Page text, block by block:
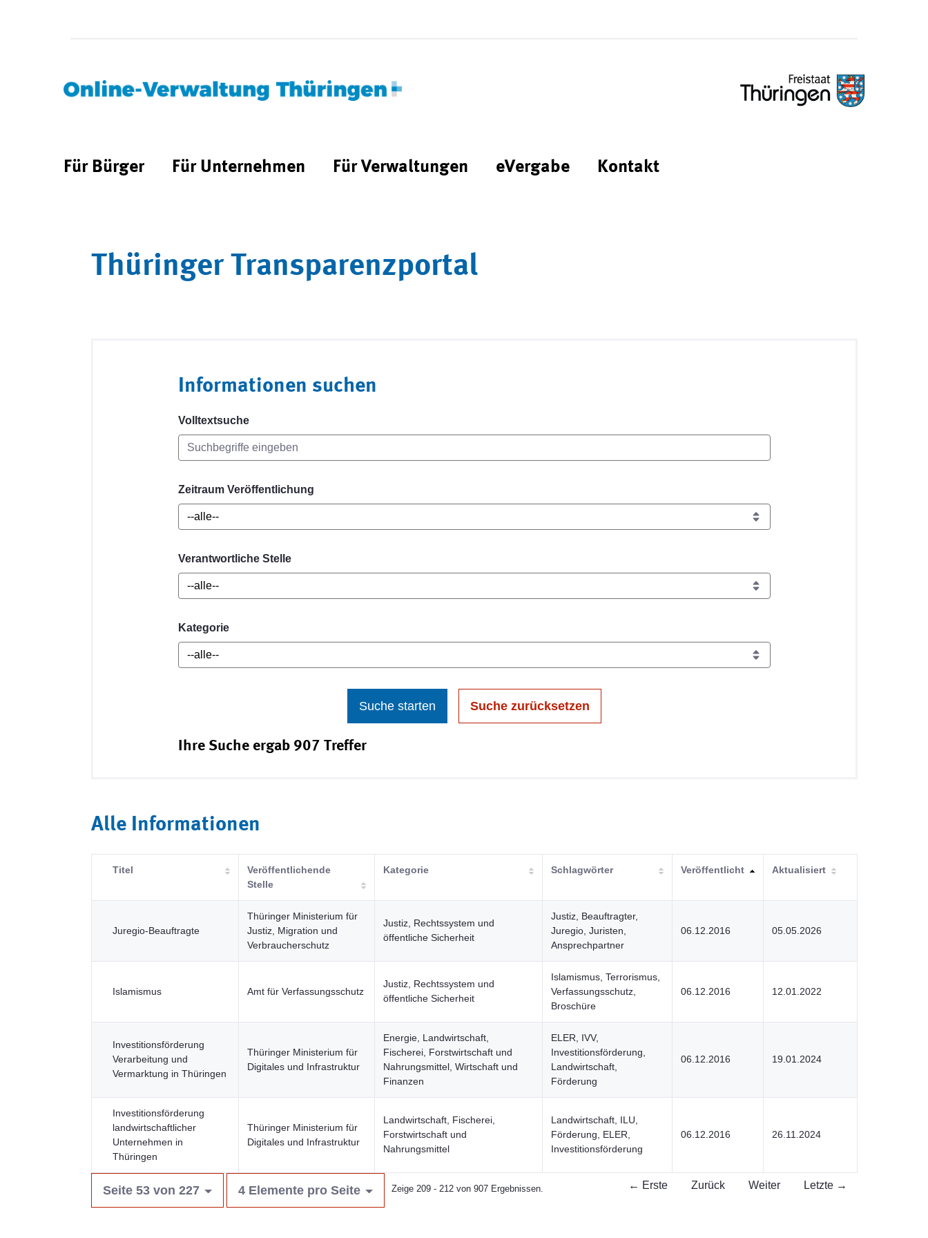
Für Bürger Für Unternehmen Für Verwaltungen eVergabe Kontakt
Thüringer Transparenzportal
Informationen suchen
Volltextsuche
Zeitraum Veröffentlichung
Verantwortliche Stelle
Kategorie
Suche starten Suche zurücksetzen
Ihre Suche ergab 907 Treffer
Alle Informationen
Titel
Veröffentlichende
Stelle
Kategorie Schlagwörter Veröffentlicht Aktualisiert
Juregio-Beauftragte
Thüringer Ministerium für
Justiz, Migration und
Verbraucherschutz
Justiz, Rechtssystem und
öffentliche Sicherheit
Justiz, Beauftragter,
Juregio, Juristen,
Ansprechpartner
06.12.2016 05.05.2026
Islamismus Amt für Verfassungsschutz
Justiz, Rechtssystem und
öffentliche Sicherheit
Islamismus, Terrorismus,
Verfassungsschutz,
Broschüre
06.12.2016 12.01.2022
Investitionsförderung
Verarbeitung und
Vermarktung in Thüringen
Thüringer Ministerium für
Digitales und Infrastruktur
Energie, Landwirtschaft,
Fischerei, Forstwirtschaft und
Nahrungsmittel, Wirtschaft und
Finanzen
ELER, IVV,
Investitionsförderung,
Landwirtschaft,
Förderung
06.12.2016 19.01.2024
Investitionsförderung
landwirtschaftlicher
Unternehmen in
Thüringen
Thüringer Ministerium für
Digitales und Infrastruktur
Landwirtschaft, Fischerei,
Forstwirtschaft und
Nahrungsmittel
Landwirtschaft, ILU,
Förderung, ELER,
Investitionsförderung
06.12.2016 26.11.2024
Seite 53 von 227 4 Elemente pro Seite Zeige 209 - 212 von 907 Ergebnissen. ← Erste Zurück Weiter Letzte →